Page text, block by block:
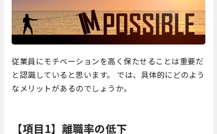
従業員にモチベーションを高く保たせることは重要だ
と認識していると思います。 では、具体的にどのよう
なメリットがあるのでしょうか。
【項目1】離職率の低下